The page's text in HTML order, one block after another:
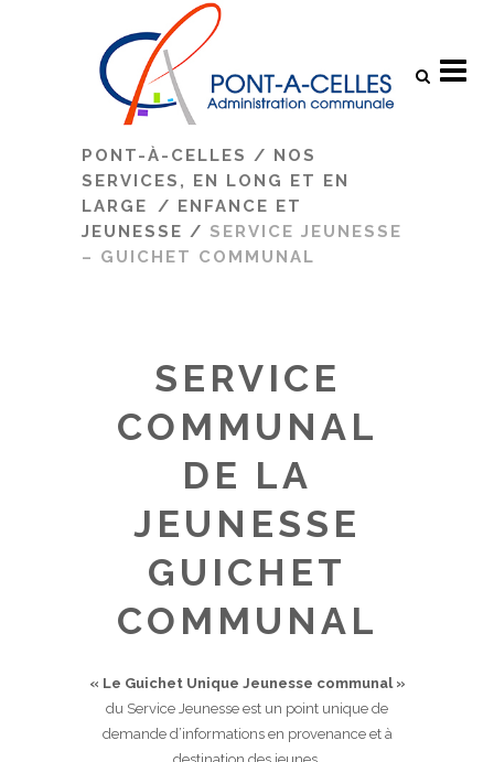
PONT-À-CELLES / NOS
SERVICES, EN LONG ET EN
LARGE
/ ENFANCE ET
JEUNESSE / SERVICE JEUNESSE
– GUICHET COMMUNAL
SERVICE
COMMUNAL
DE LA
JEUNESSE
GUICHET
COMMUNAL
« Le Guichet Unique Jeunesse communal »
du Service Jeunesse est un point unique de
demande d’informations en provenance et à